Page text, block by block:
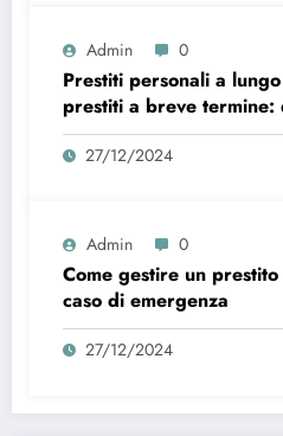
Admin 0
Prestiti personali a
prestiti a breve termine:
27/12/2024
Admin 0
Come gestire un
caso di emergenza
27/12/2024